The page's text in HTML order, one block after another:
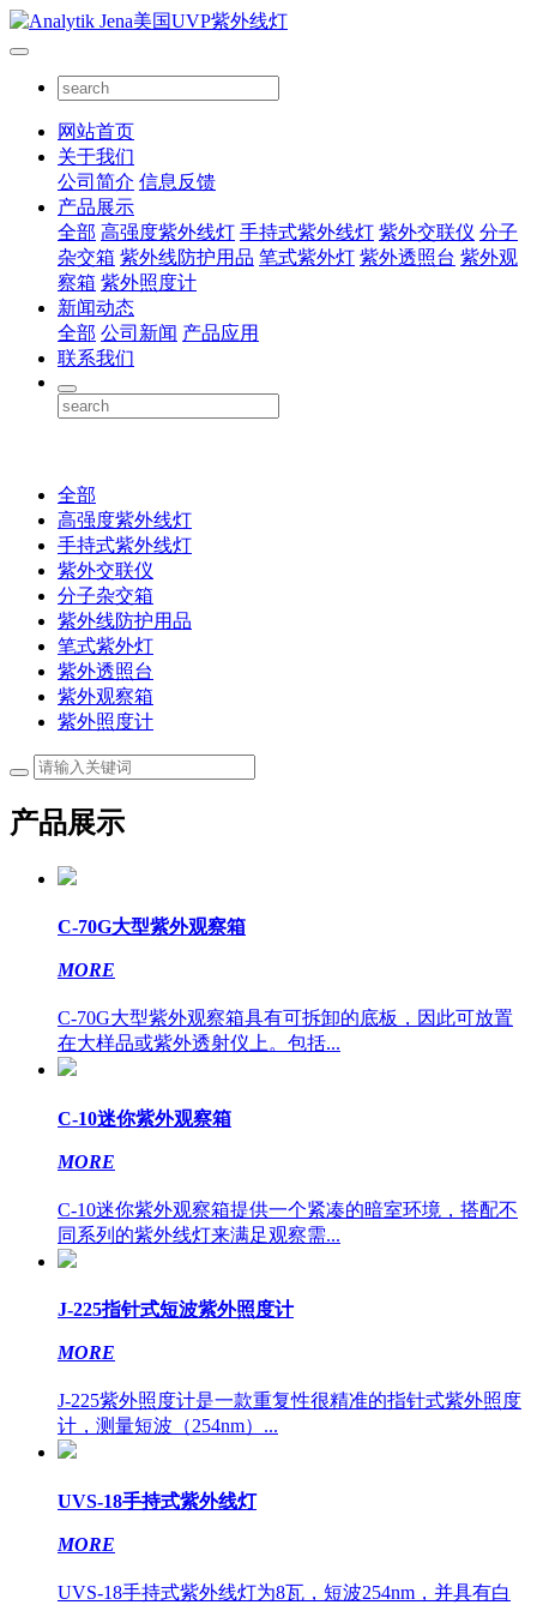
网站首页
关于我们
公司简介 信息反馈
产品展示
全部 高强度紫外线灯 手持式紫外线灯 紫外交联仪 分子
杂交箱 紫外线防护用品 笔式紫外灯 紫外透照台 紫外观
察箱 紫外照度计
新闻动态
全部 公司新闻 产品应用
联系我们
全部
高强度紫外线灯
手持式紫外线灯
紫外交联仪
分子杂交箱
紫外线防护用品
笔式紫外灯
紫外透照台
紫外观察箱
紫外照度计
产品展示
C-70G大型紫外观察箱
MORE
C-70G大型紫外观察箱具有可拆卸的底板，因此可放置
在大样品或紫外透射仪上。包括...
C-10迷你紫外观察箱
MORE
C-10迷你紫外观察箱提供一个紧凑的暗室环境，搭配不
同系列的紫外线灯来满足观察需...
J-225指针式短波紫外照度计
MORE
J-225紫外照度计是一款重复性很精准的指针式紫外照度
计，测量短波（254nm）...
UVS-18手持式紫外线灯
MORE
UVS-18手持式紫外线灯为8瓦，短波254nm，并具有白